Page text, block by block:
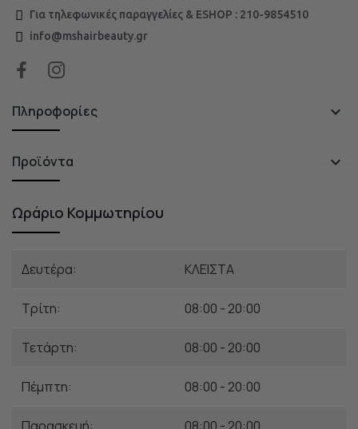
Για τηλεφωνικές παραγγελίες & ESHOP : 210-9854510
info@mshairbeauty.gr
Πληροφορίες 
Προϊόντα 
Ωράριο Κομμωτηρίου
Δευτέρα: ΚΛΕΙΣΤΑ
Τρίτη: 08:00 - 20:00
Τετάρτη: 08:00 - 20:00
Πέμπτη: 08:00 - 20:00